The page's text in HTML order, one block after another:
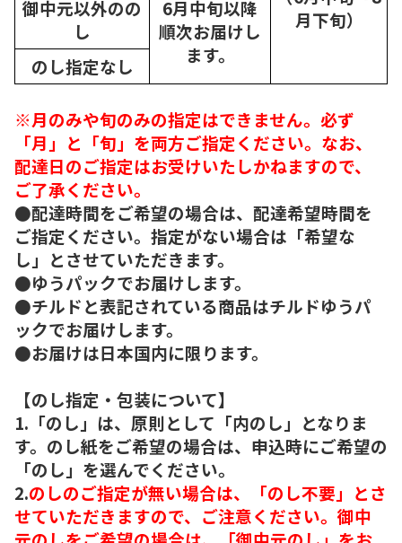
月下旬）
御中元以外のの
し
6月中旬以降
順次お届けし
ます。
のし指定なし
※月のみや旬のみの指定はできません。必ず
「月」と「旬」を両方ご指定ください。なお、
配達日のご指定はお受けいたしかねますので、
ご了承ください。
●配達時間をご希望の場合は、配達希望時間を
ご指定ください。指定がない場合は「希望な
し」とさせていただきます。
●ゆうパックでお届けします。
●チルドと表記されている商品はチルドゆうパ
ックでお届けします。
●お届けは日本国内に限ります。
【のし指定・包装について】
1.「のし」は、原則として「内のし」となりま
す。のし紙をご希望の場合は、申込時にご希望の
「のし」を選んでください。
2.のしのご指定が無い場合は、「のし不要」とさ
せていただきますので、ご注意ください。御中